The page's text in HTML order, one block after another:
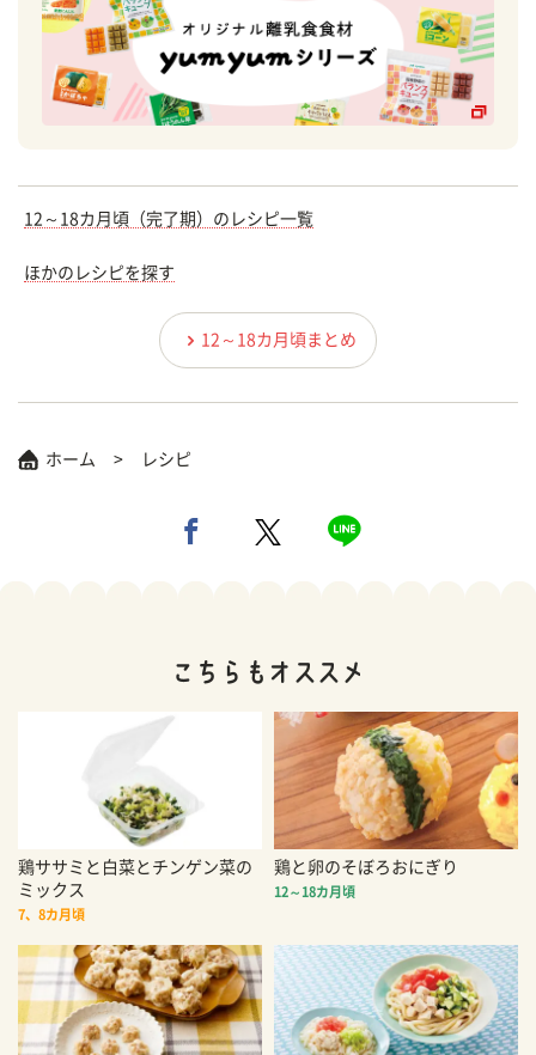
12～18カ月頃（完了期）のレシピ一覧
ほかのレシピを探す
12～18カ月頃まとめ
ホーム レシピ
鶏ササミと白菜とチンゲン菜の
ミックス
7、8カ月頃
鶏と卵のそぼろおにぎり
12～18カ月頃